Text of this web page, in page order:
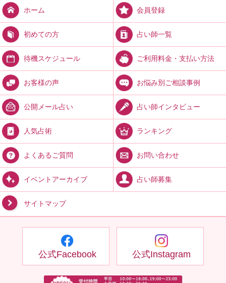
ホーム 会員登録
初めての方 占い師一覧
待機スケジュール ご利用料金・支払い方法
お客様の声 お悩み別ご相談事例
公開メール占い 占い師インタビュー
人気占術 ランキング
よくあるご質問 お問い合わせ
イベントアーカイブ 占い師募集
サイトマップ
公式Facebook 公式Instagram